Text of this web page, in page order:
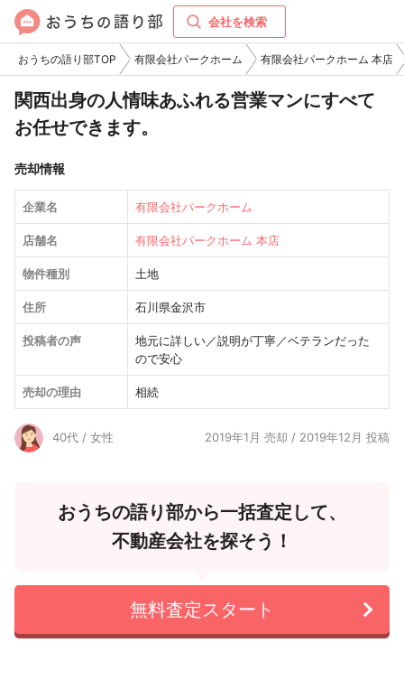
会社を検索
おうちの語り部TOP 有限会社パークホーム 有限会社パークホーム 本店
関西出身の人情味あふれる営業マンにすべて
お任せできます。
売却情報
企業名 有限会社パークホーム
店舗名 有限会社パークホーム 本店
物件種別 土地
住所 石川県金沢市
投稿者の声
地元に詳しい／説明が丁寧／ベテランだった
ので安心
売却の理由 相続
40代 / 女性 2019年1月 売却 / 2019年12月 投稿
おうちの語り部から一括査定して、
不動産会社を探そう！
無料査定スタート